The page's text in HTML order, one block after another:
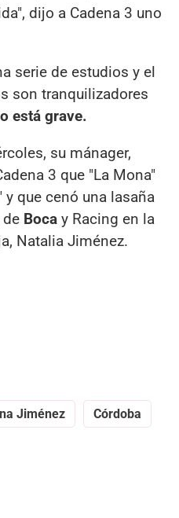
dijo a Cadena 3 uno
serie de estudios y el
son tranquilizadores
está grave.
su mánager,
3 que "La Mona"
y que cenó una lasaña
Boca y Racing en la
Natalia Jiménez.
Jiménez Córdoba